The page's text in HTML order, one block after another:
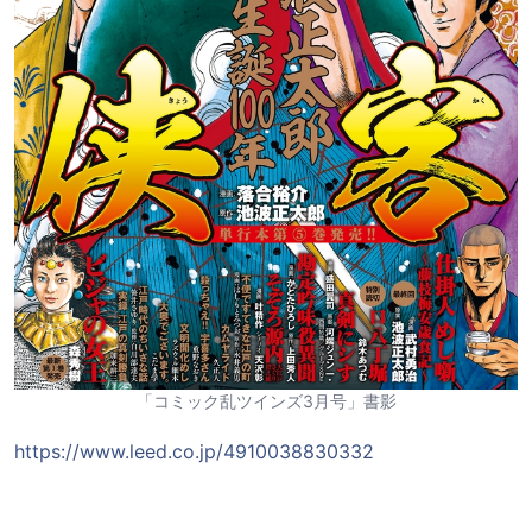
「コミック乱ツインズ3月号」書影
https://www.leed.co.jp/4910038830332